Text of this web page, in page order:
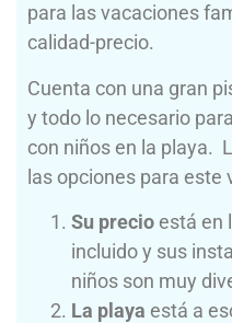
para las vacaciones
calidad-precio.
Cuenta con una gran
y todo lo necesario
con niños en la playa.
las opciones para este
Su precio está en
incluido y sus
niños son muy
La playa está a